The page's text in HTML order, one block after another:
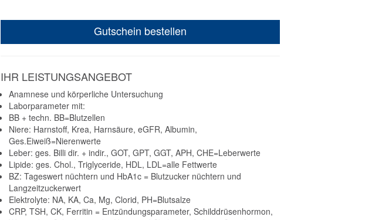
Gutschein bestellen
IHR LEISTUNGSANGEBOT
Anamnese und körperliche Untersuchung
Laborparameter mit:
BB + techn. BB=Blutzellen
Niere: Harnstoff, Krea, Harnsäure, eGFR, Albumin,
Ges.Eiweiß=Nierenwerte
Leber: ges. Billi dir. + indir., GOT, GPT, GGT, APH, CHE=Leberwerte
Lipide: ges. Chol., Triglyceride, HDL, LDL=alle Fettwerte
BZ: Tageswert nüchtern und HbA1c = Blutzucker nüchtern und
Langzeitzuckerwert
Elektrolyte: NA, KA, Ca, Mg, Clorid, PH=Blutsalze
CRP, TSH, CK, Ferritin = Entzündungsparameter, Schilddrüsenhormon,